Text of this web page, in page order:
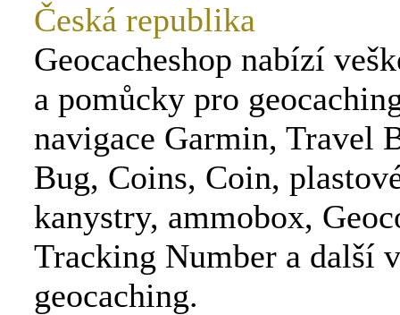
Česká republika
Geocacheshop nabízí
a pomůcky pro
navigace Garmin, Travel
Bug, Coins, Coin,
kanystry, ammobox,
Tracking Number a další
geocaching.